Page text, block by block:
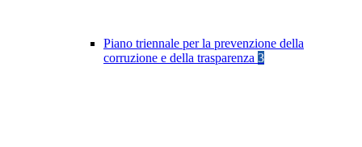
Piano triennale per la prevenzione della
corruzione e della trasparenza 3